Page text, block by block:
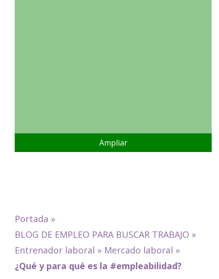
Ampliar
Portada »
BLOG DE EMPLEO PARA BUSCAR TRABAJO »
Entrenador laboral » Mercado laboral »
¿Qué y para qué es la #empleabilidad?